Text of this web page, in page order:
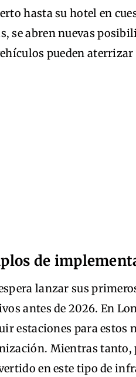
hasta su hotel en
se abren nuevas
pueden
de
lanzar sus
antes de 2026. En
estaciones para estos
Mientras tanto,
en este tipo de